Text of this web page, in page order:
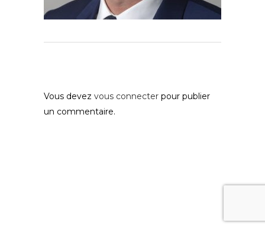
Vous devez vous connecter pour publier
un commentaire.